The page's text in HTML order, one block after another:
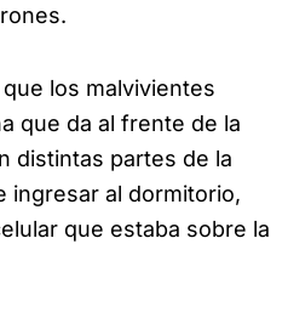
los malvivientes
que da al frente de la
distintas partes de la
ingresar al dormitorio,
que estaba sobre la